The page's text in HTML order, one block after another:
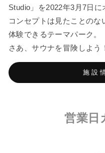
Studio」を2022年3月7日に
コンセプトは見たことの
体験できるテーマパーク。
さあ、サウナを冒険しよう
施設
営業日